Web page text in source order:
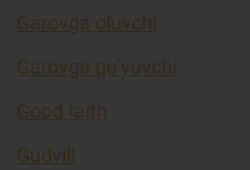
Garovga oluvchi
Garovga qo’yuvchi
Good faith
Gudvill